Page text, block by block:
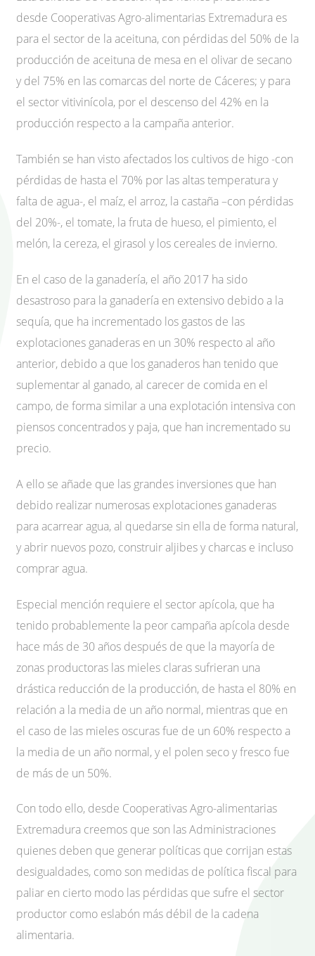
desde Cooperativas Agro-alimentarias Extremadura es
para el sector de la aceituna, con pérdidas del 50% de la
producción de aceituna de mesa en el olivar de secano
y del 75% en las comarcas del norte de Cáceres; y para
el sector vitivinícola, por el descenso del 42% en la
producción respecto a la campaña anterior.
También se han visto afectados los cultivos de higo -con
pérdidas de hasta el 70% por las altas temperatura y
falta de agua-, el maíz, el arroz, la castaña –con pérdidas
del 20%-, el tomate, la fruta de hueso, el pimiento, el
melón, la cereza, el girasol y los cereales de invierno.
En el caso de la ganadería, el año 2017 ha sido
desastroso para la ganadería en extensivo debido a la
sequía, que ha incrementado los gastos de las
explotaciones ganaderas en un 30% respecto al año
anterior, debido a que los ganaderos han tenido que
suplementar al ganado, al carecer de comida en el
campo, de forma similar a una explotación intensiva con
piensos concentrados y paja, que han incrementado su
precio.
A ello se añade que las grandes inversiones que han
debido realizar numerosas explotaciones ganaderas
para acarrear agua, al quedarse sin ella de forma natural,
y abrir nuevos pozo, construir aljibes y charcas e incluso
comprar agua.
Especial mención requiere el sector apícola, que ha
tenido probablemente la peor campaña apícola desde
hace más de 30 años después de que la mayoría de
zonas productoras las mieles claras sufrieran una
drástica reducción de la producción, de hasta el 80% en
relación a la media de un año normal, mientras que en
el caso de las mieles oscuras fue de un 60% respecto a
la media de un año normal, y el polen seco y fresco fue
de más de un 50%.
Con todo ello, desde Cooperativas Agro-alimentarias
Extremadura creemos que son las Administraciones
quienes deben que generar políticas que corrijan estas
desigualdades, como son medidas de política fiscal para
paliar en cierto modo las pérdidas que sufre el sector
productor como eslabón más débil de la cadena
alimentaria.